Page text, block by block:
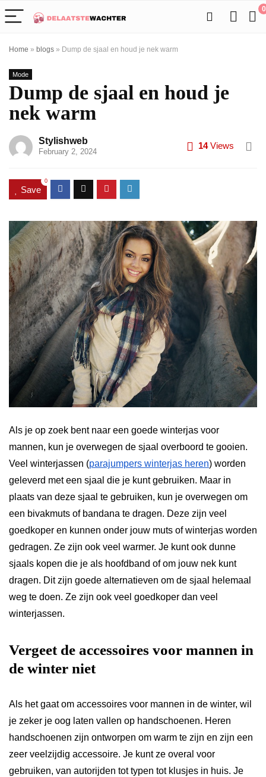
0
Home » blogs » Dump de sjaal en houd je nek warm
Mode
Dump de sjaal en houd je
nek warm
Stylishweb
February 2, 2024
14Views
Save
0
Als je op zoek bent naar een goede winterjas voor
mannen, kun je overwegen de sjaal overboord te gooien.
Veel winterjassen (parajumpers winterjas heren) worden
geleverd met een sjaal die je kunt gebruiken. Maar in
plaats van deze sjaal te gebruiken, kun je overwegen om
een bivakmuts of bandana te dragen. Deze zijn veel
goedkoper en kunnen onder jouw muts of winterjas worden
gedragen. Ze zijn ook veel warmer. Je kunt ook dunne
sjaals kopen die je als hoofdband of om jouw nek kunt
dragen. Dit zijn goede alternatieven om de sjaal helemaal
weg te doen. Ze zijn ook veel goedkoper dan veel
winterjassen.
Vergeet de accessoires voor mannen in
de winter niet
Als het gaat om accessoires voor mannen in de winter, wil
je zeker je oog laten vallen op handschoenen. Heren
handschoenen zijn ontworpen om warm te zijn en zijn een
zeer veelzijdig accessoire. Je kunt ze overal voor
gebruiken, van autorijden tot typen tot klusjes in huis. Je